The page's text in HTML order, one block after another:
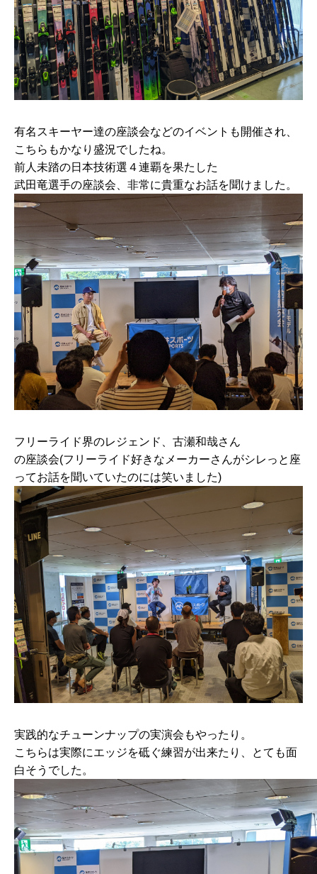
有名スキーヤー達の座談会などのイベントも開催され、
こちらもかなり盛況でしたね。
前人未踏の日本技術選４連覇を果たした
武田竜選手の座談会、非常に貴重なお話を聞けました。
フリーライド界のレジェンド、古瀬和哉さん
の座談会(フリーライド好きなメーカーさんがシレっと座
ってお話を聞いていたのには笑いました)
実践的なチューンナップの実演会もやったり。
こちらは実際にエッジを砥ぐ練習が出来たり、とても面
白そうでした。